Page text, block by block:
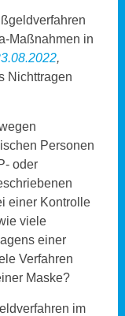
Maßnahmen in
,
Nichttragen
Personen
oder
einer Kontrolle
viele
einer
Verfahren
Maske?
im